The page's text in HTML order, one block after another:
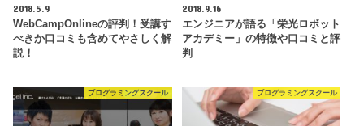
2018.5.9
WebCampOnlineの評判！受講す
べきか口コミも含めてやさしく解
説！
2018.9.16
エンジニアが語る「栄光ロボット
アカデミー」の特徴や口コミと評
判
プログラミングスクール プログラミングスクール